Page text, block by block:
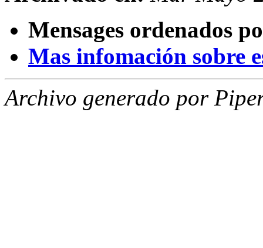
Mensages ordenados
Mas infomación sobre
Archivo generado por